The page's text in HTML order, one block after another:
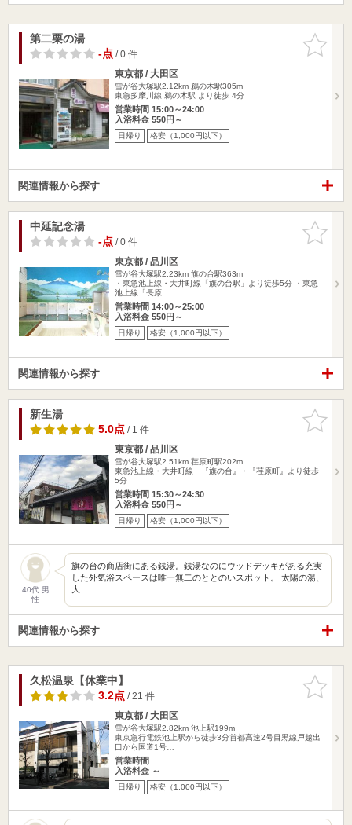
お気に入
りに追加
第二栗の湯
-点/ 0 件
東京都 / 大田区
雪が谷大塚駅2.12km 鵜の木駅305m
東急多摩川線 鵜の木駅 より徒歩 4分
営業時間 15:00～24:00
入浴料金 550円～
日帰り 格安（1,000円以下）
関連情報から探す
お気に入
りに追加
中延記念湯
-点/ 0 件
東京都 / 品川区
雪が谷大塚駅2.23km 旗の台駅363m
・東急池上線・大井町線「旗の台駅」より徒歩5分 ・東急
池上線「長原…
営業時間 14:00～25:00
入浴料金 550円～
日帰り 格安（1,000円以下）
関連情報から探す
お気に入
りに追加
新生湯
5.0点/ 1 件
東京都 / 品川区
雪が谷大塚駅2.51km 荏原町駅202m
東急池上線・大井町線 『旗の台』・『荏原町』より徒歩
5分
営業時間 15:30～24:30
入浴料金 550円～
日帰り 格安（1,000円以下）
40代 男
性
旗の台の商店街にある銭湯。銭湯なのにウッドデッキがある充実
した外気浴スペースは唯一無二のととのいスポット。 太陽の湯、
大…
関連情報から探す
お気に入
りに追加
久松温泉【休業中】
3.2点/ 21 件
東京都 / 大田区
雪が谷大塚駅2.82km 池上駅199m
東京急行電鉄池上駅から徒歩3分首都高速2号目黒線戸越出
口から国道1号…
営業時間
入浴料金 ～
日帰り 格安（1,000円以下）